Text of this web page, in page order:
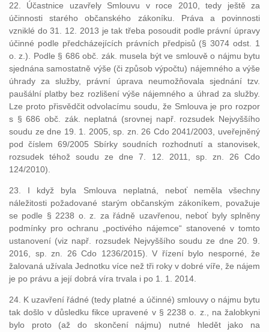
22. Účastnice uzavřely Smlouvu v roce 2010, tedy ještě za
účinnosti starého občanského zákoníku. Práva a povinnosti
vzniklé do 31. 12. 2013 je tak třeba posoudit podle právní úpravy
účinné podle předcházejících právních předpisů (§ 3074 odst. 1
o. z.). Podle § 686 obč. zák. musela být ve smlouvě o nájmu bytu
sjednána samostatně výše (či způsob výpočtu) nájemného a výše
úhrady za služby, právní úprava neumožňovala sjednání tzv.
paušální platby bez rozlišení výše nájemného a úhrad za služby.
Lze proto přisvědčit odvolacímu soudu, že Smlouva je pro rozpor
s § 686 obč. zák. neplatná (srovnej např. rozsudek Nejvyššího
soudu ze dne 19. 1. 2005, sp. zn. 26 Cdo 2041/2003, uveřejněný
pod číslem 69/2005 Sbírky soudních rozhodnutí a stanovisek,
rozsudek téhož soudu ze dne 7. 12. 2011, sp. zn. 26 Cdo
124/2010).
23. I když byla Smlouva neplatná, neboť neměla všechny
náležitosti požadované starým občanským zákoníkem, považuje
se podle § 2238 o. z. za řádně uzavřenou, neboť byly splněny
podmínky pro ochranu „poctivého nájemce“ stanovené v tomto
ustanovení (viz např. rozsudek Nejvyššího soudu ze dne 20. 9.
2016, sp. zn. 26 Cdo 1236/2015). V řízení bylo nesporné, že
žalovaná užívala Jednotku více než tři roky v dobré víře, že nájem
je po právu a její dobrá víra trvala i po 1. 1. 2014.
24. K uzavření řádné (tedy platné a účinné) smlouvy o nájmu bytu
tak došlo v důsledku fikce upravené v § 2238 o. z., na žalobkyni
bylo proto (až do skončení nájmu) nutné hledět jako na